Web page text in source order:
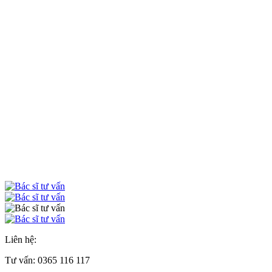
Liên hệ:
Tư vấn: 0365 116 117